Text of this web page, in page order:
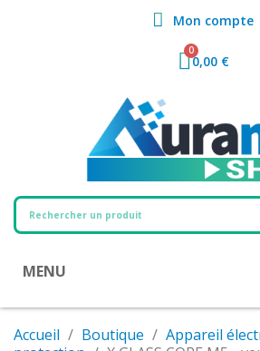
Mon compte
0,00 €
MENU
Accueil Boutique Appareil